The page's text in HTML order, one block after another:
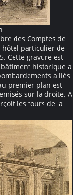
des Comptes de
hôtel particulier de
Cette gravure est
historique a
alliés
premier plan est
sur la droite. A
les tours de la